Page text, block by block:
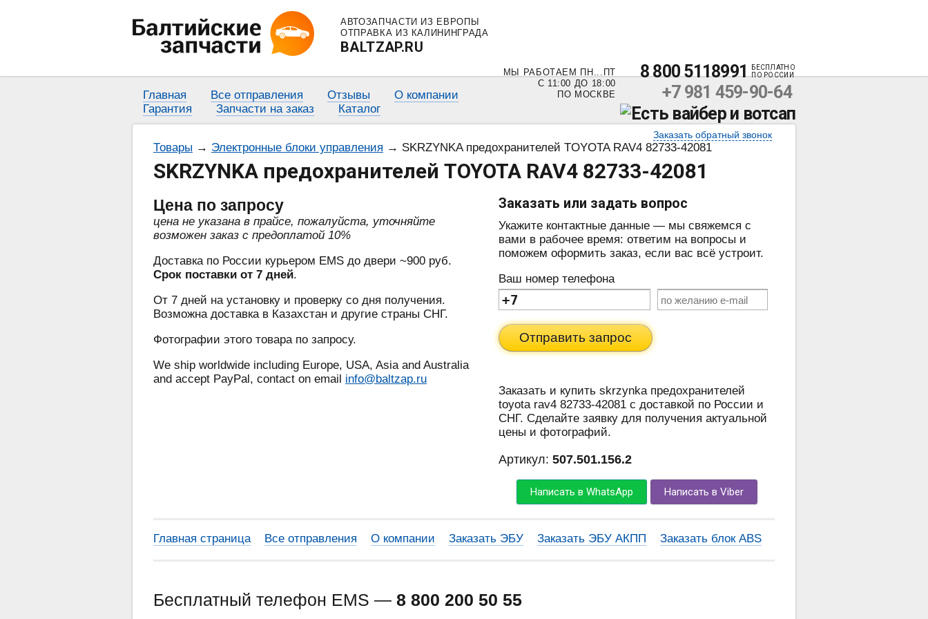
АВТОЗАПЧАСТИ ИЗ ЕВРОПЫ
ОТПРАВКА ИЗ КАЛИНИНГРАДА
BALTZAP.RU
МЫ РАБОТАЕМ ПН...ПТ
С 11:00 ДО 18:00
ПО МОСКВЕ
8 800 5118991
БЕСПЛАТНО
ПО РОССИИ
+7 981 459-90-64
Заказать обратный звонок
Главная Все отправления Отзывы
О компании
Гарантия
Запчасти на заказ Каталог
Товары → Электронные блоки управления → SKRZYNKA предохранителей TOYOTA RAV4 82733-42081
SKRZYNKA предохранителей TOYOTA RAV4 82733-42081
Цена по запросу
цена не указана в прайсе, пожалуйста, уточняйте
возможен заказ с предоплатой 10%
Доставка по России курьером EMS до двери ~900 руб.
Срок поставки от 7 дней.
От 7 дней на установку и проверку со дня получения.
Возможна доставка в Казахстан и другие страны СНГ.
Фотографии этого товара по запросу.
We ship worldwide including Europe, USA, Asia and Australia
and accept PayPal, contact on email info@baltzap.ru
Заказать или задать вопрос
Укажите контактные данные — мы свяжемся с
вами в рабочее время: ответим на вопросы и
поможем оформить заказ, если вас всё устроит.
Ваш номер телефона
Отправить запрос
Заказать и купить skrzynka предохранителей
toyota rav4 82733-42081 с доставкой по России и
СНГ. Сделайте заявку для получения актуальной
цены и фотографий.
Артикул: 507.501.156.2
Написать в WhatsApp Написать в Viber
Главная страница Все отправления О компании Заказать ЭБУ Заказать ЭБУ АКПП Заказать блок ABS
Бесплатный телефон EMS — 8 800 200 50 55